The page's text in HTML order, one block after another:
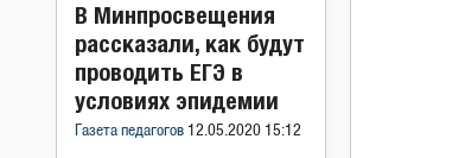
В Минпросвещения
рассказали, как будут
проводить ЕГЭ в
условиях эпидемии
Газета педагогов 12.05.2020 15:12